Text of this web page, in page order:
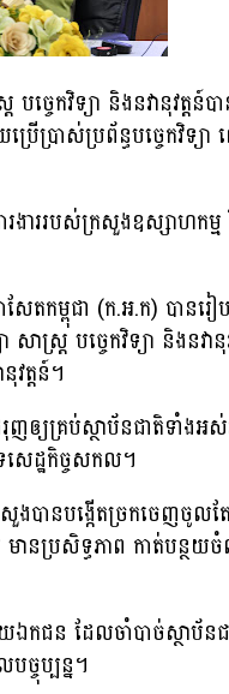
ចេកវិទ្យា និងនវានុវត្តន៍ប
ប្រាស់ប្រព័ន្ធបច្ចេកវិទ្យ
រងាររបស់ក្រសួងឧស្សាហកម្ម
សែតកម្ពុជា (ក.អ.ក) បានរៀ
ាស្ត្រ បច្ចេកវិទ្យា និងនវា
វត្តន៍។
យគ្រប់ស្ថាប័នជាតិទាំងអស់
សេដ្ឋកិច្ចសកល។
សួងបានបង្កើតច្រកចេញ
ានប្រសិទ្ធភាព កាត់បន្ថ
ឯកជន ដែលចាំបាច់ស្ថាប័ន
ច្ចុប្បន្ន។​